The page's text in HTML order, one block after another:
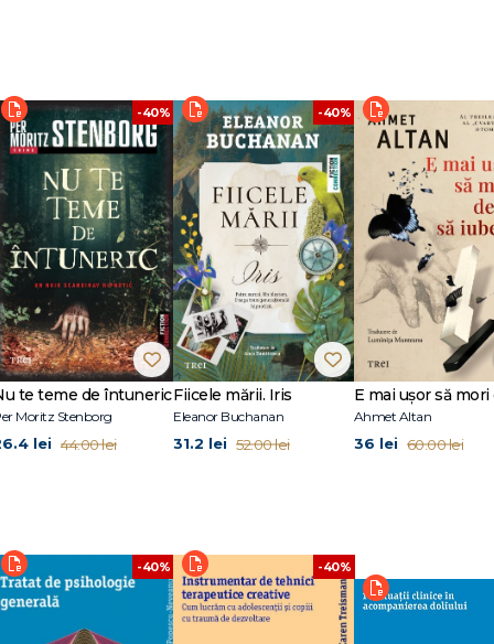
-40%
te teme de întuneric
Moritz Stenborg
lei 44.00 lei
-40%
Fiicele mării. Iris
Eleanor Buchanan
31.2 lei 52.00 lei
Ahmet Altan
36 lei 60.00 lei
-40% -40%